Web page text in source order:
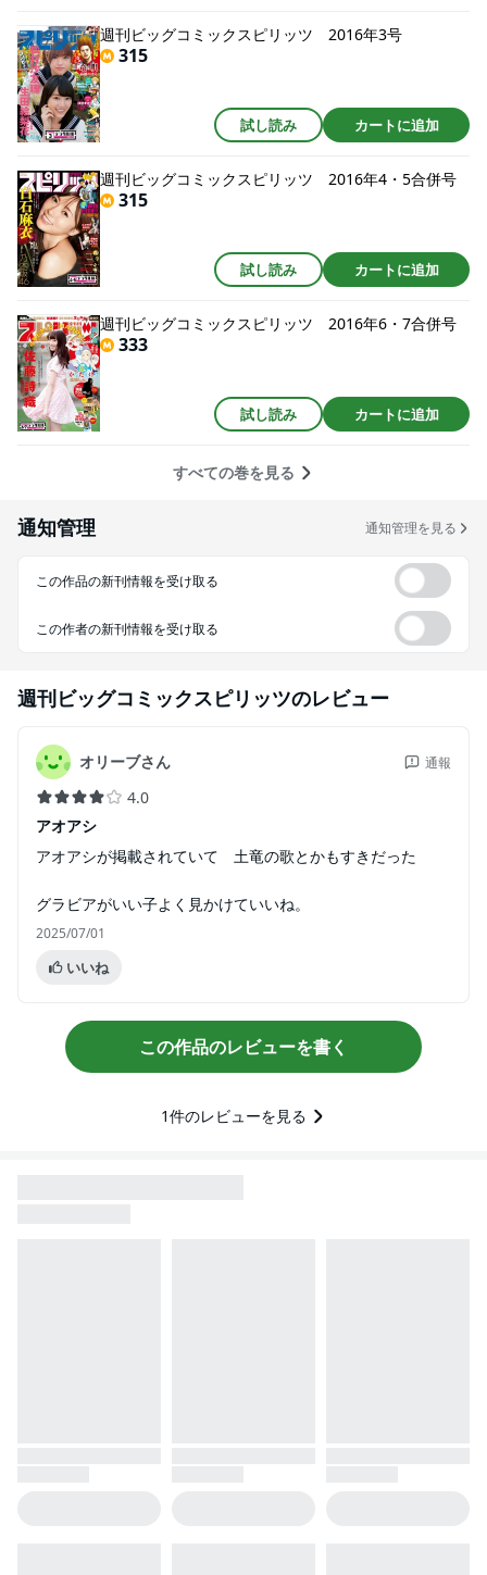
週刊ビッグコミックスピリッツ 2016年3号
315
試し読み カートに追加
週刊ビッグコミックスピリッツ 2016年4・5合併号
315
試し読み カートに追加
週刊ビッグコミックスピリッツ 2016年6・7合併号
333
試し読み カートに追加
すべての巻を見る
通知管理 通知管理を見る
この作品の新刊情報を受け取る
この作者の新刊情報を受け取る
週刊ビッグコミックスピリッツのレビュー
オリーブさん 通報
4.0
アオアシ
アオアシが掲載されていて 土竜の歌とかもすきだった
グラビアがいい子よく見かけていいね。
2025/07/01
いいね
この作品のレビューを書く
1件のレビューを見る